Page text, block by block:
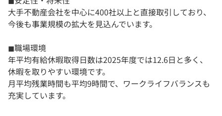
大手不動産会社を中心に400社以上と直接取引しており、
今後も事業規模の拡大を見込んでいます。
◼︎職場環境
年平均有給休暇取得日数は2025年度では12.6日と多く、
休暇を取りやすい環境です。
月平均残業時間も平均9時間で、ワークライフバランスも
充実しています。